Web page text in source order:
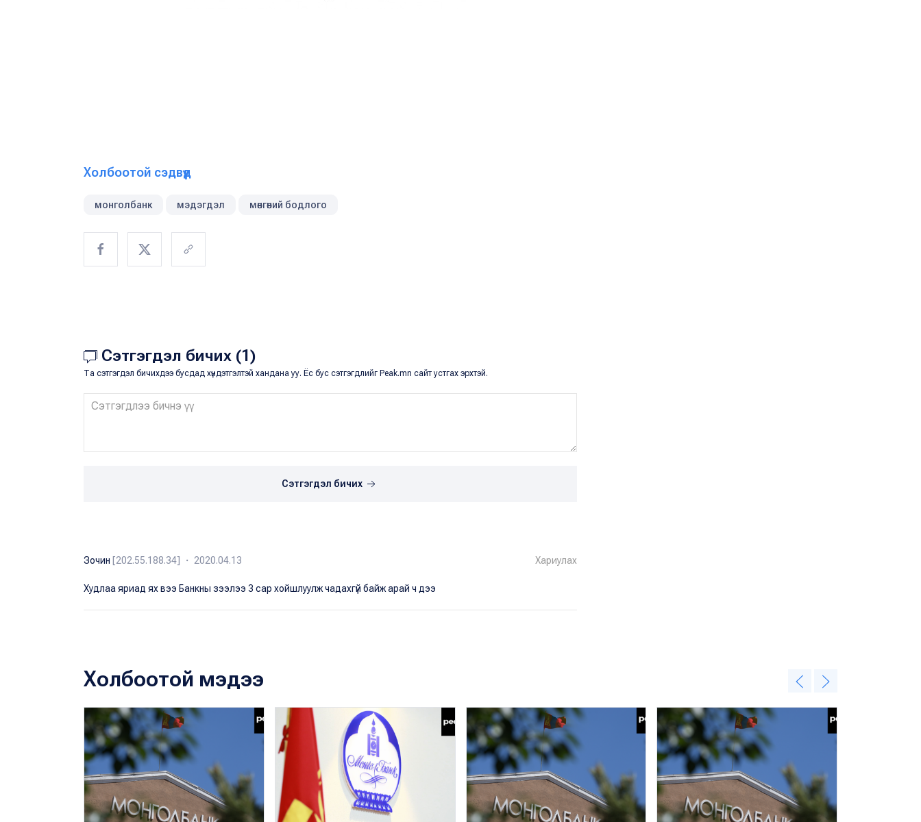
Холбоотой сэдвүүд
монголбанк мэдэгдэл мөнгөний бодлого
Сэтгэгдэл бичих (1)
Та сэтгэгдэл бичихдээ бусдад хүндэтгэлтэй хандана уу. Ёс бус сэтгэгдлийг Peak.mn сайт устгах эрхтэй.
Сэтгэгдэл бичих
Зочин [202.55.188.34] ・ 2020.04.13 Хариулах
Худлаа яриад ях вээ Банкны зээлээ 3 сар хойшлуулж чадахгүй байж арай ч дээ
Холбоотой мэдээ